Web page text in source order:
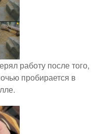
работу после того,
пробирается в